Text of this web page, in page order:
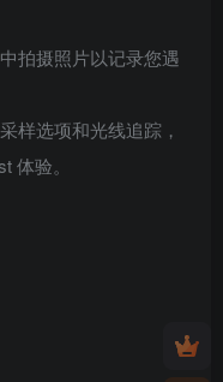
拍摄照片以记录您遇
样选项和光线追踪，
体验。